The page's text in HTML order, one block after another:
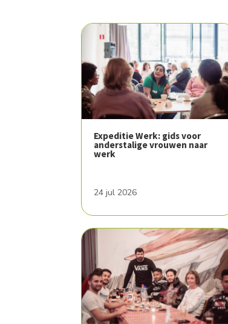
Expeditie Werk: gids voor
anderstalige vrouwen naar
werk
24 jul 2026